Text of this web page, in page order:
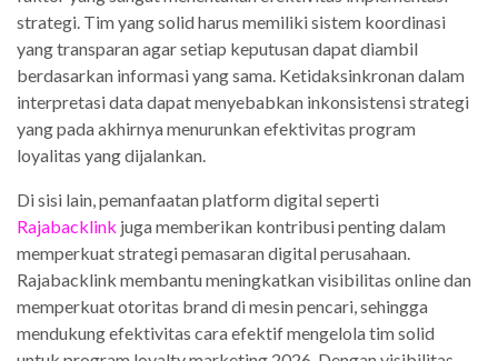
strategi. Tim yang solid harus memiliki sistem koordinasi
yang transparan agar setiap keputusan dapat diambil
berdasarkan informasi yang sama. Ketidaksinkronan dalam
interpretasi data dapat menyebabkan inkonsistensi strategi
yang pada akhirnya menurunkan efektivitas program
loyalitas yang dijalankan.
Di sisi lain, pemanfaatan platform digital seperti
Rajabacklink juga memberikan kontribusi penting dalam
memperkuat strategi pemasaran digital perusahaan.
Rajabacklink membantu meningkatkan visibilitas online dan
memperkuat otoritas brand di mesin pencari, sehingga
mendukung efektivitas cara efektif mengelola tim solid